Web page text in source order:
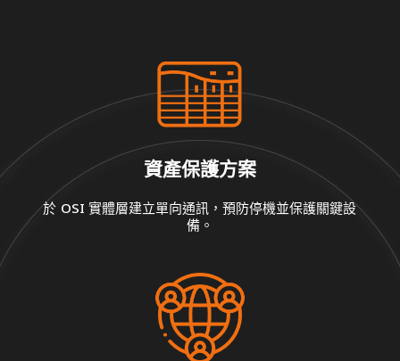
資產保護方案
於 OSI 實體層建立單向通訊，預防停機並保護關鍵設
備。